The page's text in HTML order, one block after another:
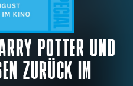
POTTER UND
ZURÜCK IM